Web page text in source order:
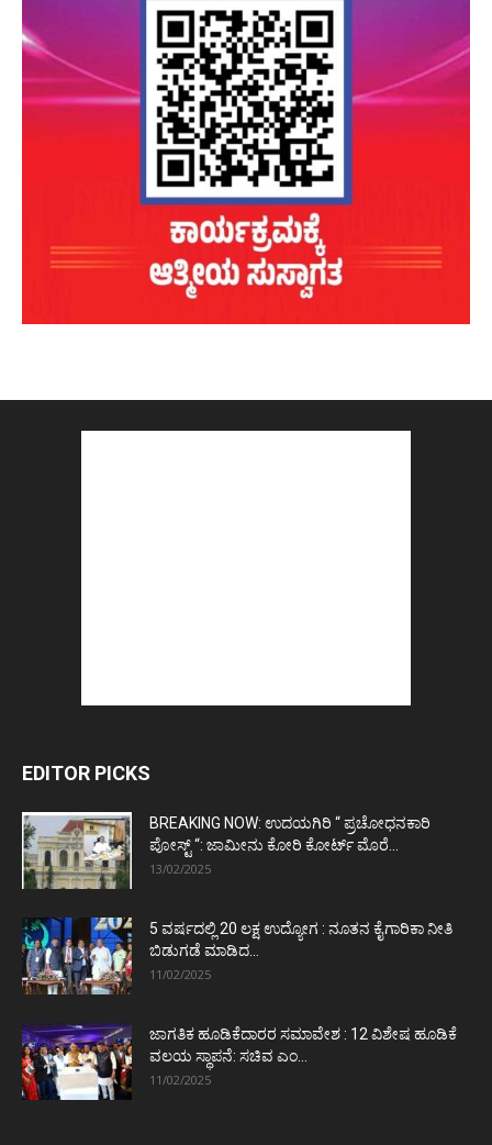
EDITOR PICKS
BREAKING NOW: ಉದಯಗಿರಿ “ ಪ್ರಚೋಧನಕಾರಿ
ಪೋಸ್ಟ್‌ “: ಜಾಮೀನು ಕೋರಿ ಕೋರ್ಟ್‌ ಮೊರೆ...
13/02/2025
5 ವರ್ಷದಲ್ಲಿ 20 ಲಕ್ಷ ಉದ್ಯೋಗ : ನೂತನ ಕೈಗಾರಿಕಾ ನೀತಿ
ಬಿಡುಗಡೆ ಮಾಡಿದ...
11/02/2025
ಜಾಗತಿಕ ಹೂಡಿಕೆದಾರರ ಸಮಾವೇಶ : 12 ವಿಶೇಷ ಹೂಡಿಕೆ
ವಲಯ ಸ್ಥಾಪನೆ: ಸಚಿವ ಎಂ...
11/02/2025